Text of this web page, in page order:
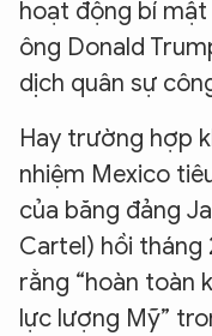
hoạt động bí mật
ông Donald
dịch quân sự
Hay trường hợp
nhiệm Mexico
của băng đảng
Cartel) hồi tháng
rằng “hoàn toàn
lực lượng Mỹ”